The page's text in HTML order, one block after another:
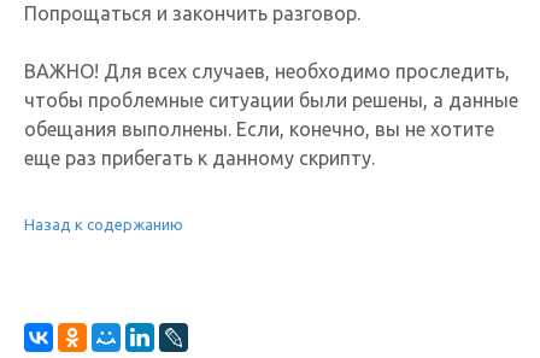
Попрощаться и закончить разговор.
ВАЖНО! Для всех случаев, необходимо проследить,
чтобы проблемные ситуации были решены, а данные
обещания выполнены. Если, конечно, вы не хотите
еще раз прибегать к данному скрипту.
Назад к содержанию